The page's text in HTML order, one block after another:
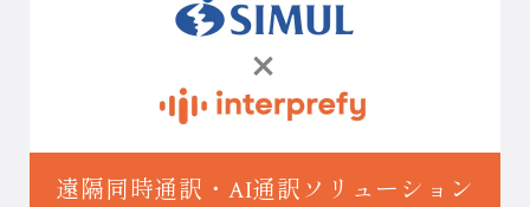
遠隔同時通訳・ AI通訳ソリューション